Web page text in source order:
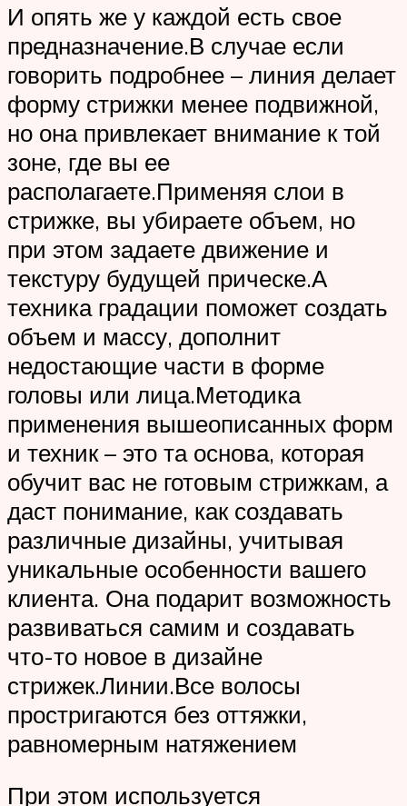
И опять же у каждой есть свое
предназначение.В случае если
говорить подробнее – линия делает
форму стрижки менее подвижной,
но она привлекает внимание к той
зоне, где вы ее
располагаете.Применяя слои в
стрижке, вы убираете объем, но
при этом задаете движение и
текстуру будущей прическе.А
техника градации поможет создать
объем и массу, дополнит
недостающие части в форме
головы или лица.Методика
применения вышеописанных форм
и техник – это та основа, которая
обучит вас не готовым стрижкам, а
даст понимание, как создавать
различные дизайны, учитывая
уникальные особенности вашего
клиента. Она подарит возможность
развиваться самим и создавать
что-то новое в дизайне
стрижек.Линии.Все волосы
простригаются без оттяжки,
равномерным натяжением
При этом используется